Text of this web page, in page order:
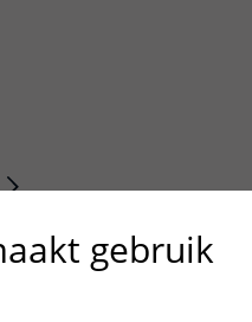
gebruik